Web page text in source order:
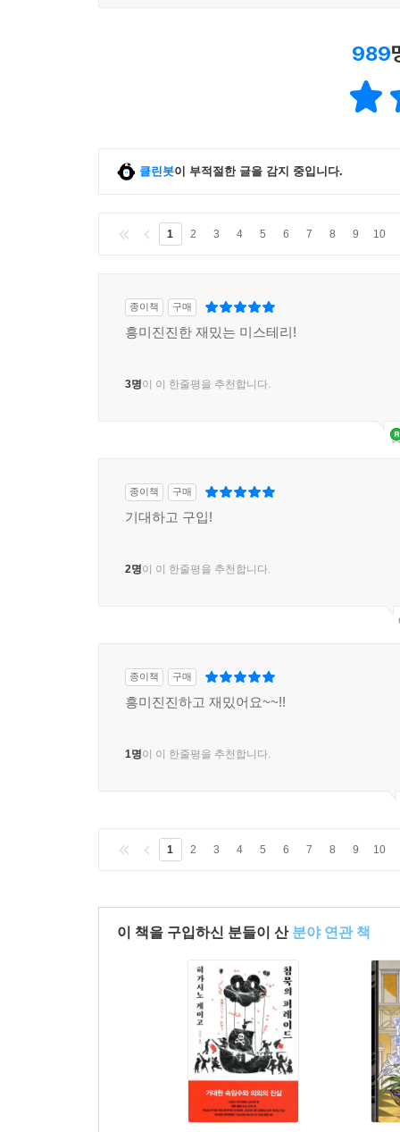
989
클린봇이 부적절한 글을 감지 중입니다.
1 2 3 4 5 6 7 8 9 10
종이책 구매
흥미진진한 재밌는 미스테리!
3명이 이 한줄평을 추천합니다.
종이책 구매
기대하고 구입!
2명이 이 한줄평을 추천합니다.
종이책 구매
흥미진진하고 재밌어요~~!!
1명이 이 한줄평을 추천합니다.
1 2 3 4 5 6 7 8 9 10
이 책을 구입하신 분들이 산 분야 연관 책